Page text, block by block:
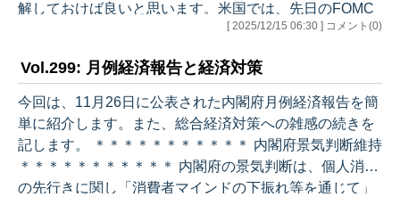
解しておけば良いと思います。米国では、先日のFOMC
の際に出されたSummary of Economic Projectionsの中
0%とされ、これがFOMCメンバーがみる中立金利の水準
と認識されています。また、ユーロ圏ではこのところEC
Bが政策金利を2.15%に据え置いていますが、ラガルド総
裁の説明をみると…
[ 2025/12/15 06:30 ] コメント(0)
Vol.299: 月例経済報告と経済対策
今回は、11月26日に公表された内閣府月例経済報告を簡
単に紹介します。また、総合経済対策への雑感の続きを
記します。 ＊＊＊＊＊＊＊＊＊＊＊ 内閣府景気判断維持
＊＊＊＊＊＊＊＊＊＊＊ 内閣府の景気判断は、個人消費
の先行きに関し「消費者マインドの下振れ等を通じて」